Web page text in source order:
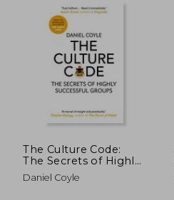
$ 48.737
The Culture Code:
The Secrets of Highly
Successful Groups
(en Inglés)
Daniel Coyle